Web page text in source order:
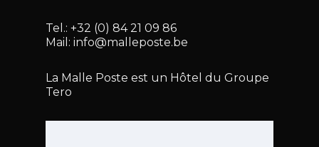
Tel.: +32 (0) 84 21 09 86
Mail: info@malleposte.be
La Malle Poste est un Hôtel du Groupe
Tero